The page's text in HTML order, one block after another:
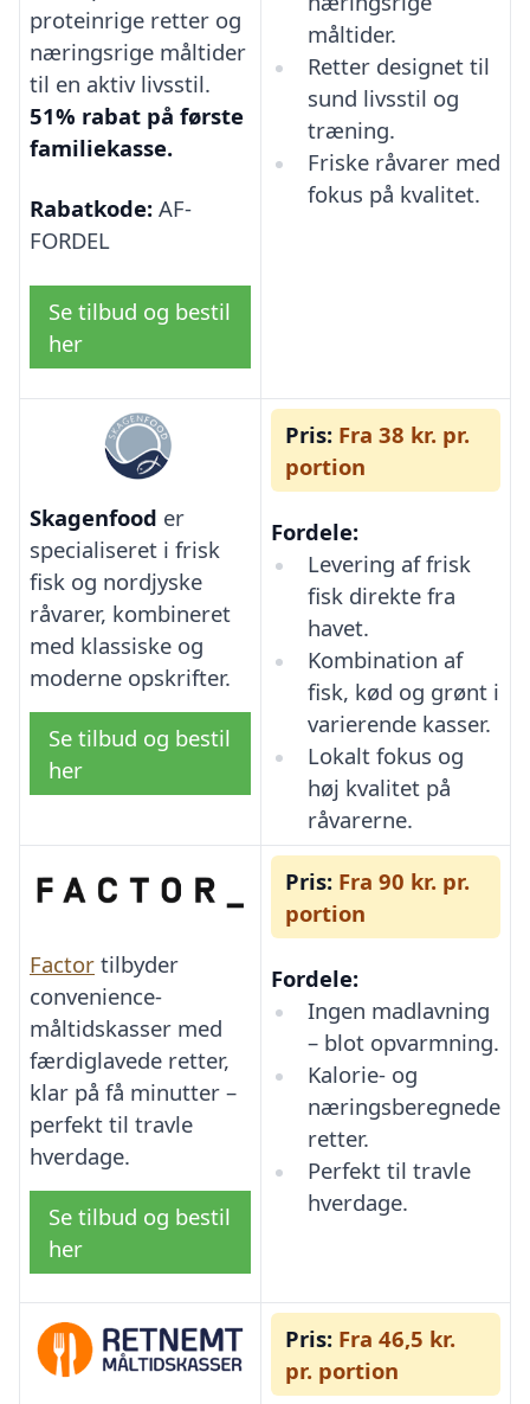
proteinrige retter og
næringsrige måltider
til en aktiv livsstil.
51% rabat på første
familiekasse.
Rabatkode: AF-
FORDEL
Se tilbud og bestil
her
måltider.
Retter designet til
sund livsstil og
træning.
Friske råvarer med
fokus på kvalitet.
Skagenfood er
specialiseret i frisk
fisk og nordjyske
råvarer, kombineret
med klassiske og
moderne opskrifter.
Se tilbud og bestil
her
Pris: Fra 38 kr. pr.
portion
Fordele:
Levering af frisk
fisk direkte fra
havet.
Kombination af
fisk, kød og grønt i
varierende kasser.
Lokalt fokus og
høj kvalitet på
råvarerne.
Factor tilbyder
convenience-
måltidskasser med
færdiglavede retter,
klar på få minutter –
perfekt til travle
hverdage.
Se tilbud og bestil
her
Pris: Fra 90 kr. pr.
portion
Fordele:
Ingen madlavning
– blot opvarmning.
Kalorie- og
næringsberegnede
retter.
Perfekt til travle
hverdage.
Pris: Fra 46,5 kr.
pr. portion